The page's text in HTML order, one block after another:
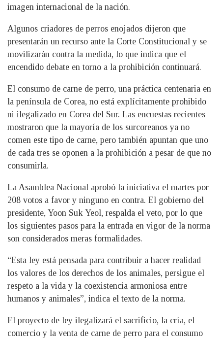
imagen internacional de la nación.
Algunos criadores de perros enojados dijeron que
presentarán un recurso ante la Corte Constitucional y se
movilizarán contra la medida, lo que indica que el
encendido debate en torno a la prohibición continuará.
El consumo de carne de perro, una práctica centenaria en
la península de Corea, no está explícitamente prohibido
ni ilegalizado en Corea del Sur. Las encuestas recientes
mostraron que la mayoría de los surcoreanos ya no
comen este tipo de carne, pero también apuntan que uno
de cada tres se oponen a la prohibición a pesar de que no
consumirla.
La Asamblea Nacional aprobó la iniciativa el martes por
208 votos a favor y ninguno en contra. El gobierno del
presidente, Yoon Suk Yeol, respalda el veto, por lo que
los siguientes pasos para la entrada en vigor de la norma
son considerados meras formalidades.
“Esta ley está pensada para contribuir a hacer realidad
los valores de los derechos de los animales, persigue el
respeto a la vida y la coexistencia armoniosa entre
humanos y animales”, indica el texto de la norma.
El proyecto de ley ilegalizará el sacrificio, la cría, el
comercio y la venta de carne de perro para el consumo